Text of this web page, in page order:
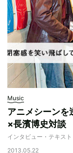
Music
アニメシーンを
×長濱博史対談
インタビュー・テキス
2013.05.22